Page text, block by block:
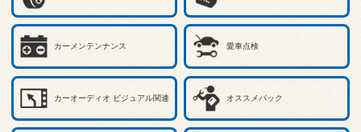
カーメンテンナンス 愛車点検
カーオーディオ ビジュアル関連 オススメパック